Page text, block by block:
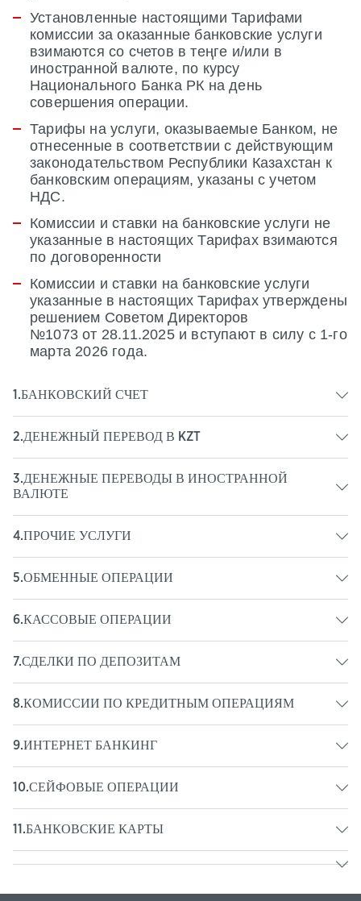
Установленные настоящими Тарифами
комиссии за оказанные банковские услуги
взимаются со счетов в теңге и/или в
иностранной валюте, по курсу
Национального Банка РК на день
совершения операции.
Тарифы на услуги, оказываемые Банком, не
отнесенные в соответствии с действующим
законодательством Республики Казахстан к
банковским операциям, указаны с учетом
НДС.
Комиссии и ставки на банковские услуги не
указанные в настоящих Тарифах взимаются
по договоренности
Комиссии и ставки на банковские услуги
указанные в настоящих Тарифах утверждены
решением Советом Директоров
№1073 от 28.11.2025 и вступают в силу с 1-го
марта 2026 года.
1.БАНКОВСКИЙ СЧЕТ
2.ДЕНЕЖНЫЙ ПЕРЕВОД В KZT
3.ДЕНЕЖНЫЕ ПЕРЕВОДЫ В ИНОСТРАННОЙ
ВАЛЮТЕ
4.ПРОЧИЕ УСЛУГИ
5.ОБМЕННЫЕ ОПЕРАЦИИ
6.КАССОВЫЕ ОПЕРАЦИИ
7.СДЕЛКИ ПО ДЕПОЗИТАМ
8.КОМИССИИ ПО КРЕДИТНЫМ ОПЕРАЦИЯМ
9.ИНТЕРНЕТ БАНКИНГ
10.СЕЙФОВЫЕ ОПЕРАЦИИ
11.БАНКОВСКИЕ КАРТЫ